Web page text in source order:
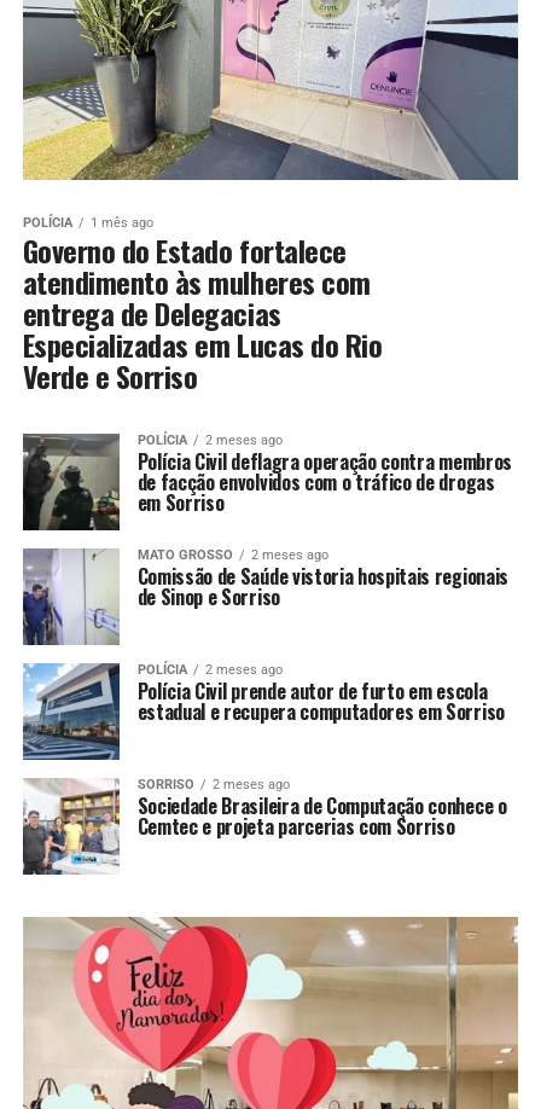
POLÍCIA 1 mês ago
Governo do Estado fortalece
atendimento às mulheres com
entrega de Delegacias
Especializadas em Lucas do Rio
Verde e Sorriso
POLÍCIA 2 meses ago
Polícia Civil deflagra operação contra membros
de facção envolvidos com o tráfico de drogas
em Sorriso
MATO GROSSO 2 meses ago
Comissão de Saúde vistoria hospitais regionais
de Sinop e Sorriso
POLÍCIA 2 meses ago
Polícia Civil prende autor de furto em escola
estadual e recupera computadores em Sorriso
SORRISO 2 meses ago
Sociedade Brasileira de Computação conhece o
Cemtec e projeta parcerias com Sorriso